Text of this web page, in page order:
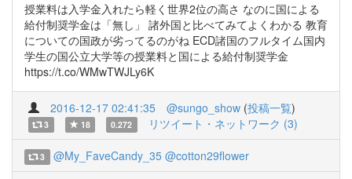
授業料は入学金入れたら軽く世界2位の高さ なのに国による
給付制奨学金は「無し」 諸外国と比べてみてよくわかる 教育
についての国政が劣ってるのがね ECD諸国のフルタイム国内
学生の国公立大学等の授業料と国による給付制奨学金
https://t.co/WMwTWJLy6K
2016-12-17 02:41:35 @sungo_show (投稿一覧)
3 18 0.272 リツイート・ネットワーク (3)
3 @My_FaveCandy_35 @cotton29flower